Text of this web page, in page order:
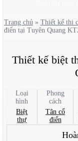
Trang chủ » Thiết kế thi
điển tại Tuyên Quang
Thiết kế biệt
Loại
hình
Biệt
thự
Phong
cách
Tân cổ
điển